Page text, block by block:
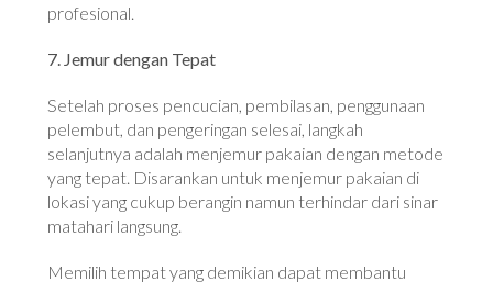
profesional.
7. Jemur dengan Tepat
Setelah proses pencucian, pembilasan, penggunaan
pelembut, dan pengeringan selesai, langkah
selanjutnya adalah menjemur pakaian dengan metode
yang tepat. Disarankan untuk menjemur pakaian di
lokasi yang cukup berangin namun terhindar dari sinar
matahari langsung.
Memilih tempat yang demikian dapat membantu